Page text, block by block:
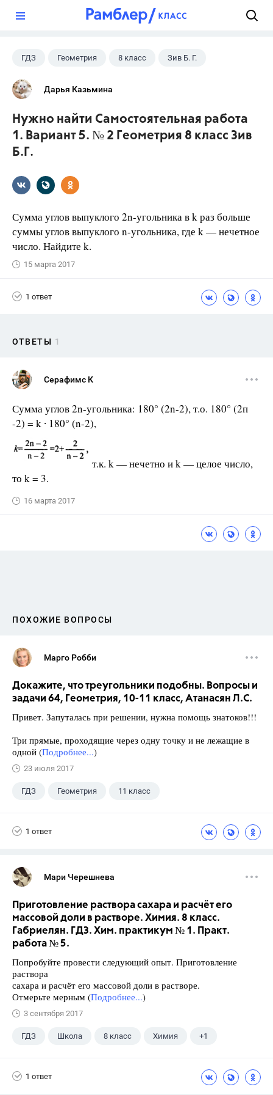
ГДЗ Геометрия 8 класс Зив Б. Г.
Дарья Казьмина
Нужно найти Самостоятельная работа
1. Вариант 5. № 2 Геометрия 8 класс Зив
Б.Г.
Сумма углов выпуклого 2n-угольника в k раз больше
суммы углов выпуклого n-угольника, где k — нечетное
число. Найдите k.
15 марта 2017
1 ответ
ОТВЕТЫ 1
Серафимс К
Сумма углов 2n-угольника: 180° (2n-2), т.о. 180° (2п
-2) = k ∙ 180° (n-2),
т.к. k — нечетно и k — целое число,
то k = 3.
16 марта 2017
ПОХОЖИЕ ВОПРОСЫ
Марго Робби
Докажите, что треугольники подобны. Вопросы и
задачи 64, Геометрия, 10-11 класс, Атанасян Л.С.
Привет. Запуталась при решении, нужна помощь знатоков!!!
Три прямые, проходящие через одну точку и не лежащие в
одной (Подробнее...)
23 июля 2017
ГДЗ Геометрия 11 класс
1 ответ
Мари Черешнева
Приготовление раствора сахара и расчёт его
массовой доли в растворе. Химия. 8 класс.
Габриелян. ГДЗ. Хим. практикум № 1. Практ.
работа № 5.
Попробуйте провести следующий опыт. Приготовление
раствора
сахара и расчёт его массовой доли в растворе.
Отмерьте мерным (Подробнее...)
3 сентября 2017
ГДЗ Школа 8 класс Химия +1
1 ответ